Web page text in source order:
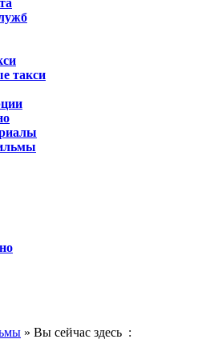
такси
» Вы сейчас здесь :